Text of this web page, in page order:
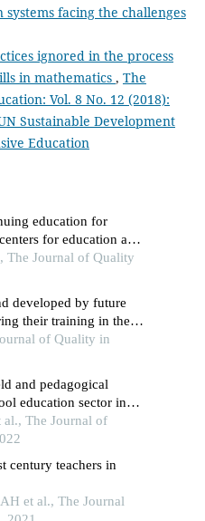
systems facing the challenges
ignored in the process
in mathematics , The
Vol. 8 No. 12 (2018):
Sustainable Development
Education
education for
for education and
morocco
The Journal of Quality
developed by future
their training in the
and training
of Quality in
and pedagogical
The Journal of
century teachers in
et al., The Journal